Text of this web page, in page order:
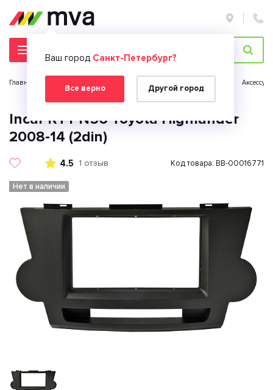
Ваш город Санкт-Петербург?
Все верно Другой город
Главная страница
Incar RTY-N56 Toyota Highlander
2008-14 (2din)
4.5 1 отзыв Код товара: BB-00016771
Нет в наличии